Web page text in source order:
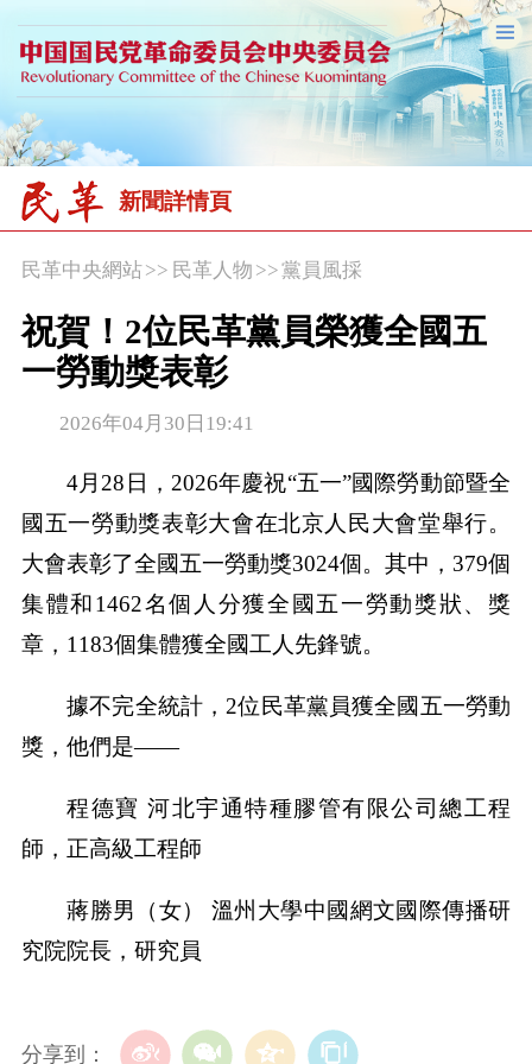
新聞詳情頁
民革中央網站>> 民革人物 >>黨員風採
祝賀！2位民革黨員榮獲全國五
一勞動獎表彰
2026年04月30日19:41
4月28日，2026年慶祝“五一”國際勞動節暨全
國五一勞動獎表彰大會在北京人民大會堂舉行。
大會表彰了全國五一勞動獎3024個。其中，379個
集體和1462名個人分獲全國五一勞動獎狀、獎
章，1183個集體獲全國工人先鋒號。
據不完全統計，2位民革黨員獲全國五一勞動
獎，他們是——
程德寶 河北宇通特種膠管有限公司總工程
師，正高級工程師
蔣勝男（女） 溫州大學中國網文國際傳播研
究院院長，研究員
分享到：